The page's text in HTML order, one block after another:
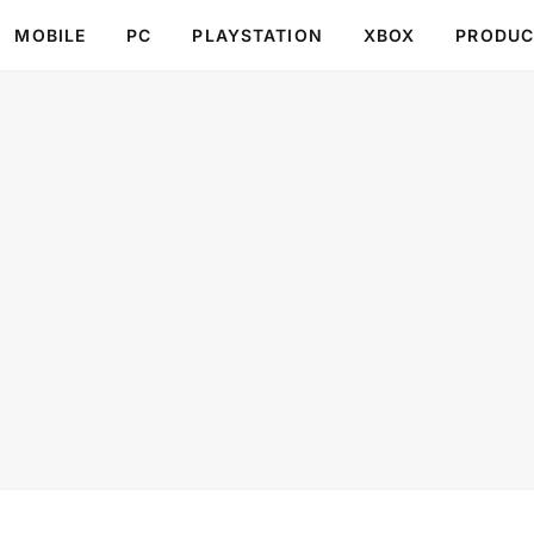
MOBILE PC PLAYSTATION XBOX